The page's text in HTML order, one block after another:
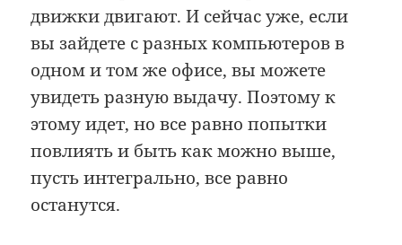
движки двигают. И сейчас уже, если
вы зайдете с разных компьютеров в
одном и том же офисе, вы можете
увидеть разную выдачу. Поэтому к
этому идет, но все равно попытки
повлиять и быть как можно выше,
пусть интегрально, все равно
останутся.